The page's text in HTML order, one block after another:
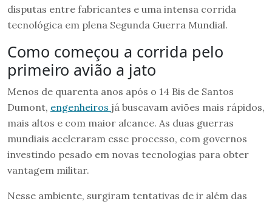
disputas entre fabricantes e uma intensa corrida
tecnológica em plena Segunda Guerra Mundial.
Como começou a corrida pelo
primeiro avião a jato
Menos de quarenta anos após o 14 Bis de Santos
Dumont, engenheiros já buscavam aviões mais rápidos,
mais altos e com maior alcance. As duas guerras
mundiais aceleraram esse processo, com governos
investindo pesado em novas tecnologias para obter
vantagem militar.
Nesse ambiente, surgiram tentativas de ir além das